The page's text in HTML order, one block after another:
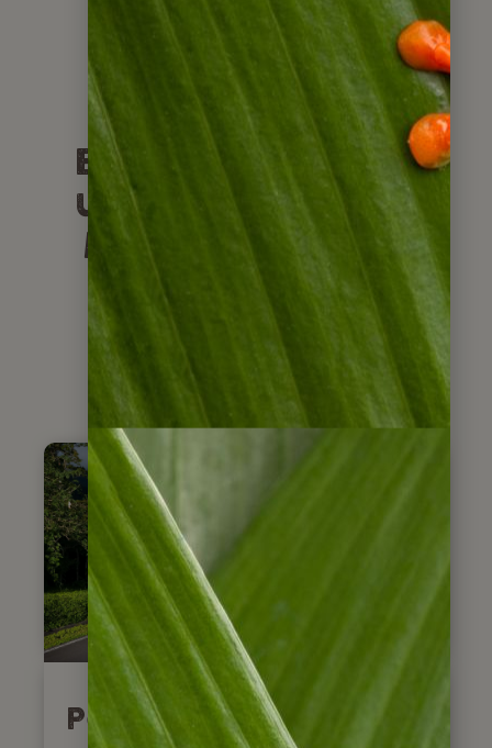
Weitere Infos
Blogartikel rund
um Ihre Panama
Mietwagenreise
Panama mit dem